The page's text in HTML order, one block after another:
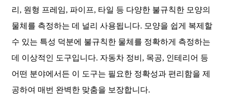
리, 원형 프레임, 파이프, 타일 등 다양한 불규칙한 모양의
물체를 측정하는 데 널리 사용됩니다. 모양을 쉽게 복제할
수 있는 특성 덕분에 불규칙한 물체를 정확하게 측정하는
데 이상적인 도구입니다. 자동차 정비, 목공, 인테리어 등
어떤 분야에서든 이 도구는 필요한 정확성과 편리함을 제
공하여 매번 완벽한 맞춤을 보장합니다.